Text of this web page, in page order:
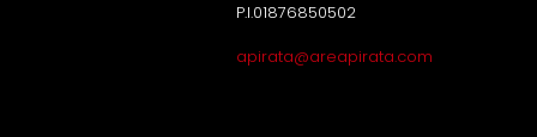
P.I.01876850502
apirata@areapirata.com